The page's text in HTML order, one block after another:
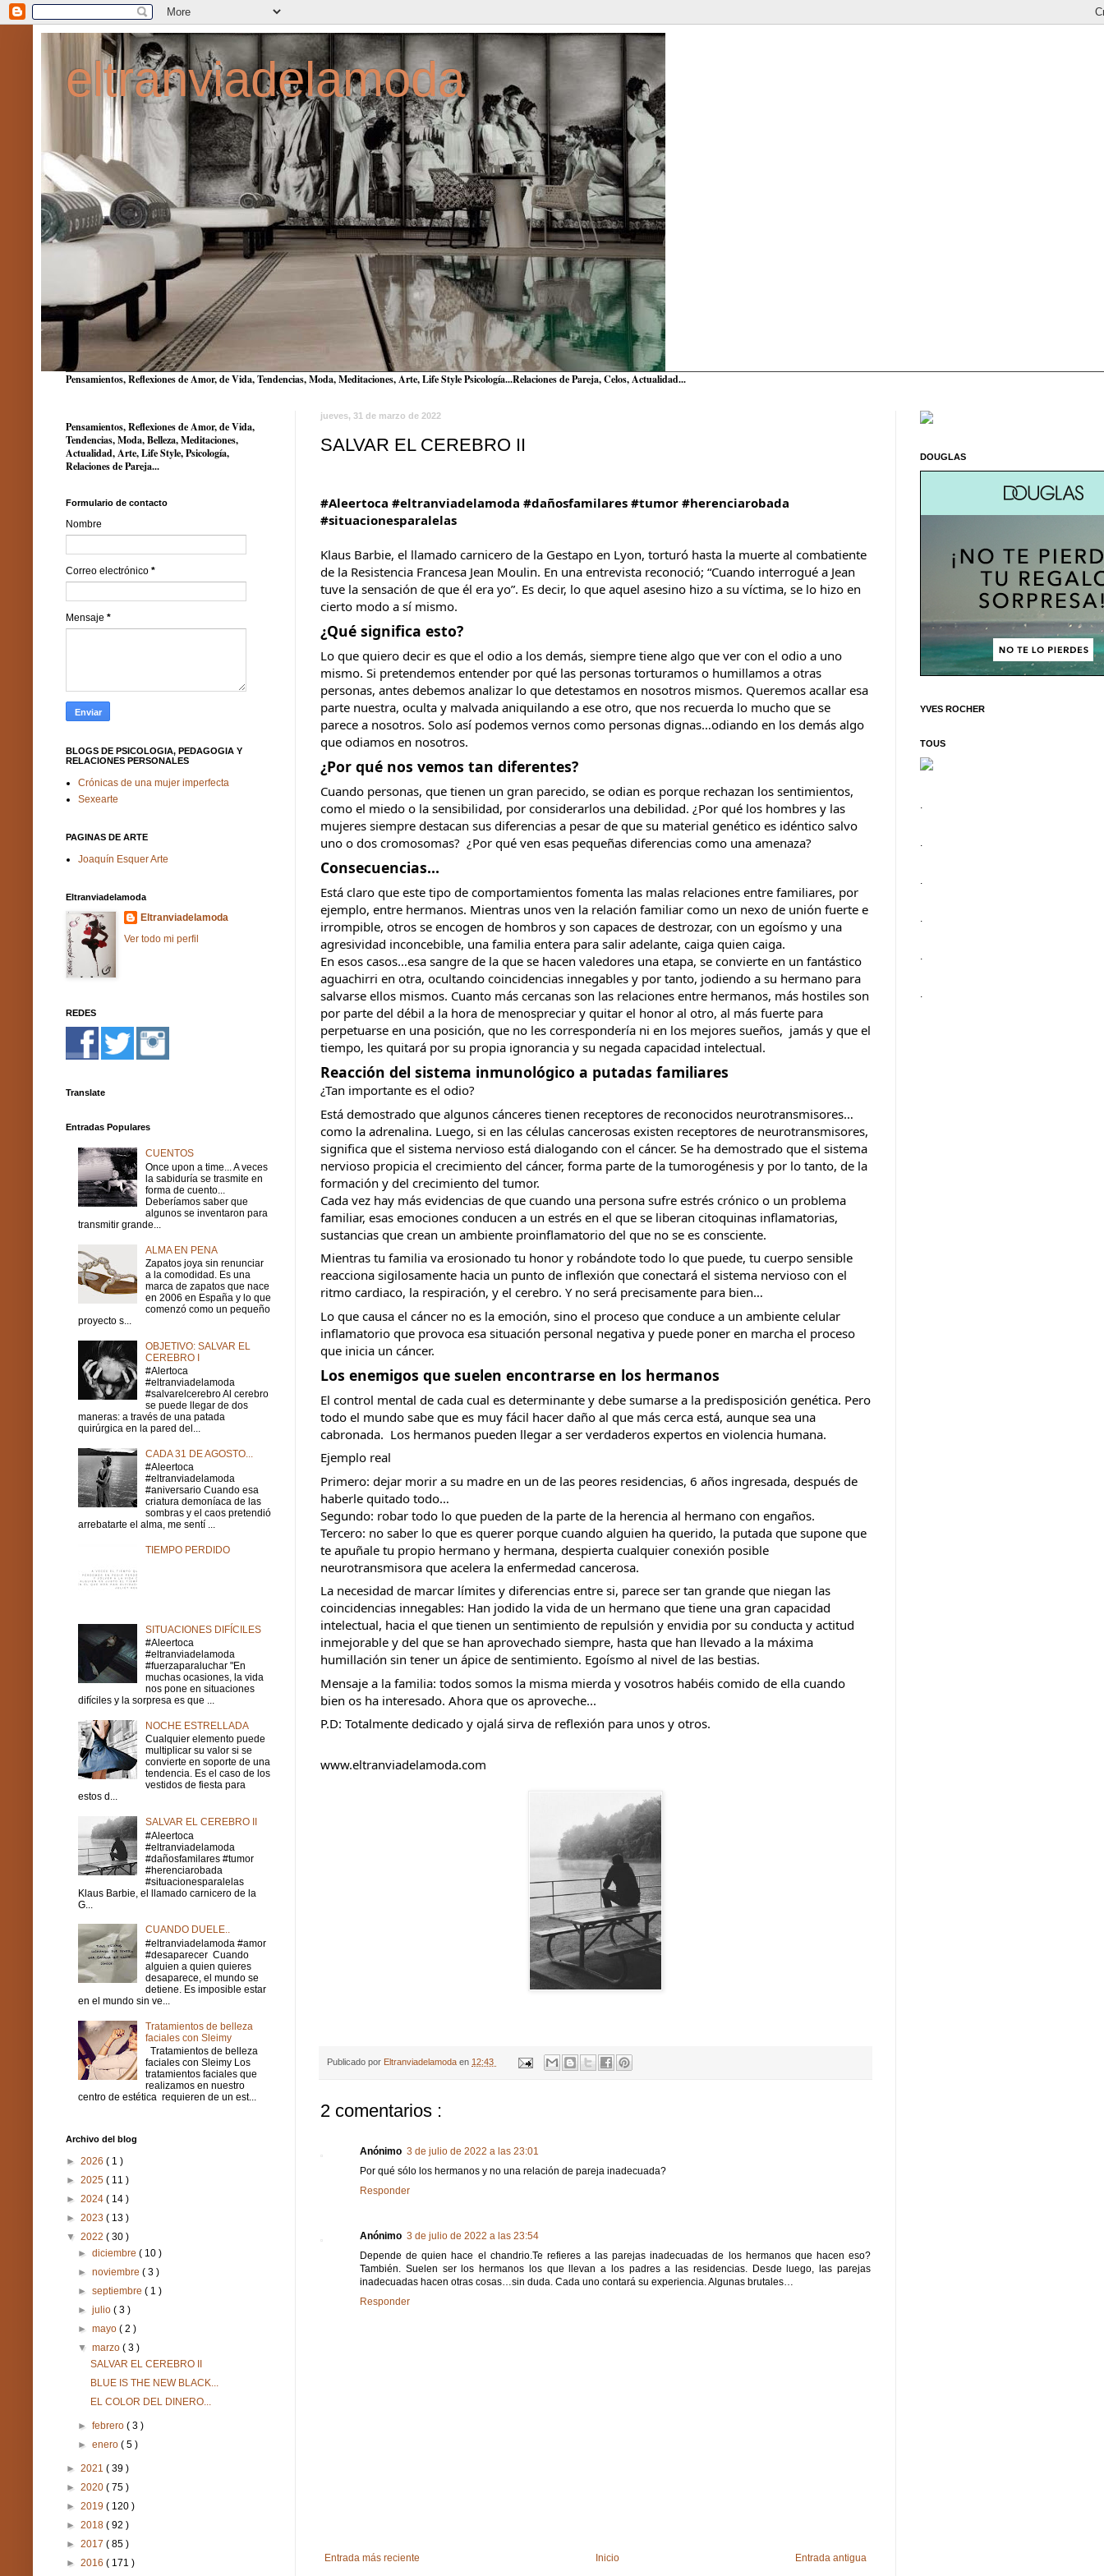
eltranviadelamoda
Pensamientos, Reflexiones de Amor, de Vida, Tendencias, Moda, Meditaciones, Arte, Life Style Psicología...Relaciones de Pareja, Celos,Actualidad...
jueves, 31 de marzo de 2022
SALVAR EL CEREBRO II
#Aleertoca #eltranviadelamoda #dañosfamilares #tumor #herenciarobada
#situacionesparalelas
Klaus Barbie, el llamado carnicero de la Gestapo en Lyon, torturó hasta la muerte al combatiente
de la Resistencia Francesa Jean Moulin. En una entrevista reconoció; “Cuando interrogué a Jean
tuve la sensación de que él era yo”. Es decir, lo que aquel asesino hizo a su víctima, se lo hizo en
cierto modo a sí mismo.
¿Qué significa esto?
Lo que quiero decir es que el odio a los demás, siempre tiene algo que ver con el odio a uno
mismo. Si pretendemos entender por qué las personas torturamos o humillamos a otras
personas, antes debemos analizar lo que detestamos en nosotros mismos. Queremos acallar esa
parte nuestra, oculta y malvada aniquilando a ese otro, que nos recuerda lo mucho que se
parece a nosotros. Solo así podemos vernos como personas dignas…odiando en los demás algo
que odiamos en nosotros.
¿Por qué nos vemos tan diferentes?
Cuando personas, que tienen un gran parecido, se odian es porque rechazan los sentimientos,
como el miedo o la sensibilidad, por considerarlos una debilidad. ¿Por qué los hombres y las
mujeres siempre destacan sus diferencias a pesar de que su material genético es idéntico salvo
uno o dos cromosomas?  ¿Por qué ven esas pequeñas diferencias como una amenaza?
Consecuencias...
Está claro que este tipo de comportamientos fomenta las malas relaciones entre familiares, por
ejemplo, entre hermanos. Mientras unos ven la relación familiar como un nexo de unión fuerte e
irrompible, otros se encogen de hombros y son capaces de destrozar, con un egoísmo y una
agresividad inconcebible, una familia entera para salir adelante, caiga quien caiga.
En esos casos…esa sangre de la que se hacen valedores una etapa, se convierte en un fantástico
aguachirri en otra, ocultando coincidencias innegables y por tanto, jodiendo a su hermano para
salvarse ellos mismos. Cuanto más cercanas son las relaciones entre hermanos, más hostiles son
por parte del débil a la hora de menospreciar y quitar el honor al otro, al más fuerte para
perpetuarse en una posición, que no les correspondería ni en los mejores sueños,  jamás y que el
tiempo, les quitará por su propia ignorancia y su negada capacidad intelectual.
Reacción del sistema inmunológico a putadas familiares
¿Tan importante es el odio?
Está demostrado que algunos cánceres tienen receptores de reconocidos neurotransmisores…
como la adrenalina. Luego, si en las células cancerosas existen receptores de neurotransmisores,
significa que el sistema nervioso está dialogando con el cáncer. Se ha demostrado que el sistema
nervioso propicia el crecimiento del cáncer, forma parte de la tumorogénesis y por lo tanto, de la
formación y del crecimiento del tumor.
Cada vez hay más evidencias de que cuando una persona sufre estrés crónico o un problema
familiar, esas emociones conducen a un estrés en el que se liberan citoquinas inflamatorias,
sustancias que crean un ambiente proinflamatorio del que no se es consciente.
Mientras tu familia va erosionado tu honor y robándote todo lo que puede, tu cuerpo sensible
reacciona sigilosamente hacia un punto de inflexión que conectará el sistema nervioso con el
ritmo cardiaco, la respiración, y el cerebro. Y no será precisamente para bien…
Lo que causa el cáncer no es la emoción, sino el proceso que conduce a un ambiente celular
inflamatorio que provoca esa situación personal negativa y puede poner en marcha el proceso
que inicia un cáncer.
Los enemigos que suelen encontrarse en los hermanos
El control mental de cada cual es determinante y debe sumarse a la predisposición genética. Pero
todo el mundo sabe que es muy fácil hacer daño al que más cerca está, aunque sea una
cabronada.  Los hermanos pueden llegar a ser verdaderos expertos en violencia humana.
Ejemplo real
Primero: dejar morir a su madre en un de las peores residencias, 6 años ingresada, después de
haberle quitado todo…
Segundo: robar todo lo que pueden de la parte de la herencia al hermano con engaños.
Tercero: no saber lo que es querer porque cuando alguien ha querido, la putada que supone que
te apuñale tu propio hermano y hermana, despierta cualquier conexión posible
neurotransmisora que acelera la enfermedad cancerosa.
La necesidad de marcar límites y diferencias entre si, parece ser tan grande que niegan las
coincidencias innegables: Han jodido la vida de un hermano que tiene una gran capacidad
intelectual, hacia el que tienen un sentimiento de repulsión y envidia por su conducta y actitud
inmejorable y del que se han aprovechado siempre, hasta que han llevado a la máxima
humillación sin tener un ápice de sentimiento. Egoísmo al nivel de las bestias.
Mensaje a la familia: todos somos la misma mierda y vosotros habéis comido de ella cuando
bien os ha interesado. Ahora que os aproveche...
P.D: Totalmente dedicado y ojalá sirva de reflexión para unos y otros.
www.eltranviadelamoda.com
Publicado por Eltranviadelamoda en 12:43
2 comentarios :
Anónimo 3 de julio de 2022 a las 23:01
Por qué sólo los hermanos y no una relación de pareja inadecuada?
Responder
Anónimo 3 de julio de 2022 a las 23:54
Depende de quien hace el chandrio.Te refieres a las parejas inadecuadas de los hermanos que hacen eso?
También. Suelen ser los hermanos los que llevan a los padres a las residencias. Desde luego, las parejas
inadecuadas hacen otras cosas…sin duda. Cada uno contará su experiencia. Algunas brutales…
Responder
Entrada más reciente Entrada antigua
Inicio
Pensamientos, Reflexiones de Amor, de Vida,
Tendencias, Moda, Belleza, Meditaciones,
Actualidad, Arte, Life Style, Psicología,
Relaciones de Pareja...
Formulario de contacto
Nombre
Correo electrónico *
Mensaje *
BLOGS DE PSICOLOGIA, PEDAGOGIA Y
RELACIONES PERSONALES
Crónicas de una mujer imperfecta
Sexearte
PAGINAS DE ARTE
Joaquín Esquer Arte
Eltranviadelamoda
Eltranviadelamoda
Ver todo mi perfil
REDES
Translate
Entradas Populares
CUENTOS
Once upon a time... A veces
la sabiduría se trasmite en
forma de cuento...
Deberíamos saber que
algunos se inventaron para
transmitir grande...
ALMA EN PENA
Zapatos joya sin renunciar
a la comodidad. Es una
marca de zapatos que nace
en 2006 en España y lo que
comenzó como un pequeño
proyecto s...
OBJETIVO: SALVAR EL
CEREBRO I
#Alertoca
#eltranviadelamoda
#salvarelcerebro Al cerebro
se puede llegar de dos
maneras: a través de una patada
quirúrgica en la pared del...
CADA 31 DE AGOSTO...
#Aleertoca
#eltranviadelamoda
#aniversario Cuando esa
criatura demoníaca de las
sombras y el caos pretendió
arrebatarte el alma, me sentí ...
TIEMPO PERDIDO
SITUACIONES DIFÍCILES
#Aleertoca
#eltranviadelamoda
#fuerzaparaluchar "En
muchas ocasiones, la vida
nos pone en situaciones
difíciles y la sorpresa es que ...
NOCHE ESTRELLADA
Cualquier elemento puede
multiplicar su valor si se
convierte en soporte de una
tendencia. Es el caso de los
vestidos de fiesta para
estos d...
SALVAR EL CEREBRO II
#Aleertoca
#eltranviadelamoda
#dañosfamilares #tumor
#herenciarobada
#situacionesparalelas
Klaus Barbie, el llamado carnicero de la
G...
CUANDO DUELE..
#eltranviadelamoda #amor
#desaparecer Cuando
alguien a quien quieres
desaparece, el mundo se
detiene. Es imposible estar
en el mundo sin ve...
Tratamientos de belleza
faciales con Sleimy
Tratamientos de belleza
faciales con Sleimy Los
tratamientos faciales que
realizamos en nuestro
centro de estética requieren de un est...
Archivo del blog
► 2026 ( 1 )
► 2025 ( 11 )
► 2024 ( 14 )
► 2023 ( 13 )
▼ 2022 ( 30 )
►diciembre( 10 )
►noviembre( 3 )
►septiembre( 1 )
►julio( 3 )
►mayo( 2 )
▼marzo( 3 )
SALVAR EL CEREBRO II
BLUE IS THE NEW BLACK...
EL COLOR DEL DINERO...
►febrero( 3 )
►enero( 5 )
► 2021 ( 39 )
► 2020 ( 75 )
► 2019 ( 120 )
► 2018 ( 92 )
► 2017 ( 85 )
► 2016 ( 171 )
DOUGLAS
YVES ROCHER
TOUS
.
.
.
.
.
.